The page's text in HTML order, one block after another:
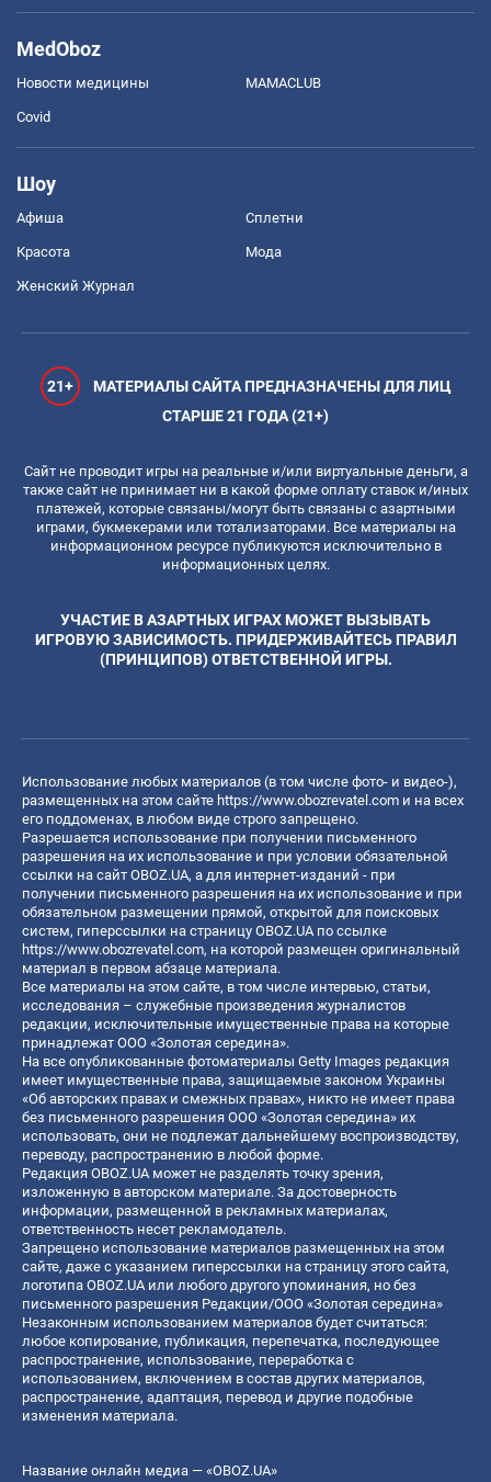
MedOboz
Новости медицины MAMACLUB
Covid
Шоу
Афиша Сплетни
Красота Мода
Женский Журнал
21+
МАТЕРИАЛЫ САЙТА ПРЕДНАЗНАЧЕНЫ ДЛЯ ЛИЦ
СТАРШЕ 21 ГОДА (21+)
Сайт не проводит игры на реальные и/или виртуальные деньги, а
также сайт не принимает ни в какой форме оплату ставок и/иных
платежей, которые связаны/могут быть связаны с азартными
играми, букмекерами или тотализаторами. Все материалы на
информационном ресурсе публикуются исключительно в
информационных целях.
УЧАСТИЕ В АЗАРТНЫХ ИГРАХ МОЖЕТ ВЫЗЫВАТЬ
ИГРОВУЮ ЗАВИСИМОСТЬ. ПРИДЕРЖИВАЙТЕСЬ ПРАВИЛ
(ПРИНЦИПОВ) ОТВЕТСТВЕННОЙ ИГРЫ.
Использование любых материалов (в том числе фото- и видео-),
размещенных на этом сайте https://www.obozrevatel.com и на всех
его поддоменах, в любом виде строго запрещено.
Разрешается использование при получении письменного
разрешения на их использование и при условии обязательной
ссылки на сайт OBOZ.UA, а для интернет-изданий - при
получении письменного разрешения на их использование и при
обязательном размещении прямой, открытой для поисковых
систем, гиперссылки на страницу OBOZ.UA по ссылке
https://www.obozrevatel.com, на которой размещен оригинальный
материал в первом абзаце материала.
Все материалы на этом сайте, в том числе интервью, статьи,
исследования – служебные произведения журналистов
редакции, исключительные имущественные права на которые
принадлежат ООО «Золотая середина».
На все опубликованные фотоматериалы Getty Images редакция
имеет имущественные права, защищаемые законом Украины
«Об авторских правах и смежных правах», никто не имеет права
без письменного разрешения ООО «Золотая середина» их
использовать, они не подлежат дальнейшему воспроизводству,
переводу, распространению в любой форме.
Редакция OBOZ.UA может не разделять точку зрения,
изложенную в авторском материале. За достоверность
информации, размещенной в рекламных материалах,
ответственность несет рекламодатель.
Запрещено использование материалов размещенных на этом
сайте, даже с указанием гиперссылки на страницу этого сайта,
логотипа OBOZ.UA или любого другого упоминания, но без
письменного разрешения Редакции/ООО «Золотая середина»
Незаконным использованием материалов будет считаться:
любое копирование, публикация, перепечатка, последующее
распространение, использование, переработка с
использованием, включением в состав других материалов,
распространение, адаптация, перевод и другие подобные
изменения материала.
Название онлайн медиа — «OBOZ.UA»